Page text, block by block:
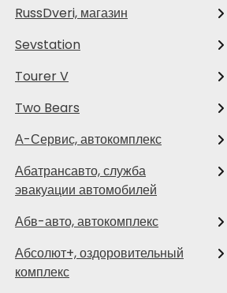
RussDveri, магазин
Sevstation
Tourer V
Two Bears
А-Сервис, автокомплекс
Абатрансавто, служба
эвакуации автомобилей
Абв-авто, автокомплекс
Абсолют+, оздоровительный
комплекс